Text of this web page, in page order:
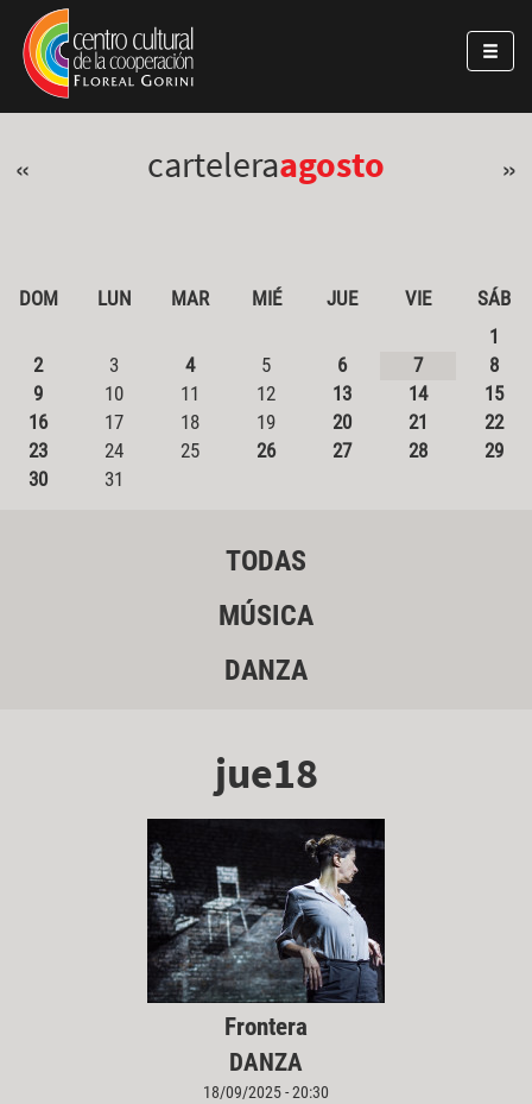
Pasar al contenido principal
Jump to main content
« carteleraagosto »
DOM LUN MAR MIÉ JUE VIE
SÁB
1
2
3 4 5 6 7
8
9
10 11 12 13 14
15
16
17 18 19 20 21
22
23
24 25 26 27 28
29
30
31
TODAS
MÚSICA
DANZA
jue18
Frontera
DANZA
18/09/2025 - 20:30